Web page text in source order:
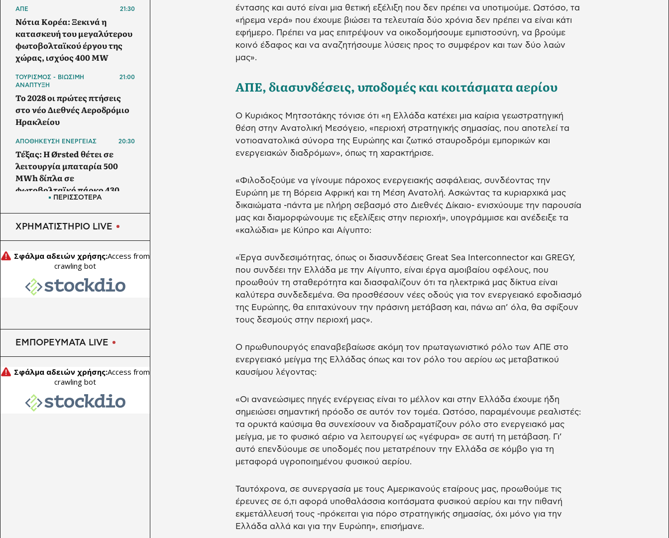
έντασης και αυτό είναι μια θετική εξέλιξη που δεν πρέπει να υποτιμούμε. Ωστόσο, τα
«ήρεμα νερά» που έχουμε βιώσει τα τελευταία δύο χρόνια δεν πρέπει να είναι κάτι
εφήμερο. Πρέπει να μας επιτρέψουν να οικοδομήσουμε εμπιστοσύνη, να βρούμε
κοινό έδαφος και να αναζητήσουμε λύσεις προς το συμφέρον και των δύο λαών
μας».
ΑΠΕ, διασυνδέσεις, υποδομές και κοιτάσματα αερίου
Ο Κυριάκος Μητσοτάκης τόνισε ότι «η Ελλάδα κατέχει μια καίρια γεωστρατηγική
θέση στην Ανατολική Μεσόγειο, «περιοχή στρατηγικής σημασίας, που αποτελεί τα
νοτιοανατολικά σύνορα της Ευρώπης και ζωτικό σταυροδρόμι εμπορικών και
ενεργειακών διαδρόμων», όπως τη χαρακτήρισε.
«Φιλοδοξούμε να γίνουμε πάροχος ενεργειακής ασφάλειας, συνδέοντας την
Ευρώπη με τη Βόρεια Αφρική και τη Μέση Ανατολή. Ασκώντας τα κυριαρχικά μας
δικαιώματα -πάντα με πλήρη σεβασμό στο Διεθνές Δίκαιο- ενισχύουμε την παρουσία
μας και διαμορφώνουμε τις εξελίξεις στην περιοχή», υπογράμμισε και ανέδειξε τα
«καλώδια» με Κύπρο και Αίγυπτο:
«Έργα συνδεσιμότητας, όπως οι διασυνδέσεις Great Sea Interconnector και GREGY,
που συνδέει την Ελλάδα με την Αίγυπτο, είναι έργα αμοιβαίου οφέλους, που
προωθούν τη σταθερότητα και διασφαλίζουν ότι τα ηλεκτρικά μας δίκτυα είναι
καλύτερα συνδεδεμένα. Θα προσθέσουν νέες οδούς για τον ενεργειακό εφοδιασμό
της Ευρώπης, θα επιταχύνουν την πράσινη μετάβαση και, πάνω απ’ όλα, θα σφίξουν
τους δεσμούς στην περιοχή μας».
Ο πρωθυπουργός επαναβεβαίωσε ακόμη τον πρωταγωνιστικό ρόλο των ΑΠΕ στο
ενεργειακό μείγμα της Ελλάδας όπως και τον ρόλο του αερίου ως μεταβατικού
καυσίμου λέγοντας:
«Οι ανανεώσιμες πηγές ενέργειας είναι το μέλλον και στην Ελλάδα έχουμε ήδη
σημειώσει σημαντική πρόοδο σε αυτόν τον τομέα. Ωστόσο, παραμένουμε ρεαλιστές:
τα ορυκτά καύσιμα θα συνεχίσουν να διαδραματίζουν ρόλο στο ενεργειακό μας
μείγμα, με το φυσικό αέριο να λειτουργεί ως «γέφυρα» σε αυτή τη μετάβαση. Γι’
αυτό επενδύουμε σε υποδομές που μετατρέπουν την Ελλάδα σε κόμβο για τη
μεταφορά υγροποιημένου φυσικού αερίου.
Ταυτόχρονα, σε συνεργασία με τους Αμερικανούς εταίρους μας, προωθούμε τις
έρευνες σε ό,τι αφορά υποθαλάσσια κοιτάσματα φυσικού αερίου και την πιθανή
εκμετάλλευσή τους -πρόκειται για πόρο στρατηγικής σημασίας, όχι μόνο για την
Ελλάδα αλλά και για την Ευρώπη», επισήμανε.
ΑΠΕ 21:30
Νότια Κορέα: Ξεκινά η
κατασκευή του μεγαλύτερου
φωτοβολταϊκού έργου της
χώρας, ισχύος 400 MW
ΤΟΥΡΙΣΜΟΣ - ΒΙΩΣΙΜΗ
ΑΝΑΠΤΥΞΗ
21:00
Το 2028 οι πρώτες πτήσεις
στο νέο Διεθνές Αεροδρόμιο
Ηρακλείου
ΑΠΟΘΗΚΕΥΣΗ ΕΝΕΡΓΕΙΑΣ 20:30
Τέξας: Η Ørsted θέτει σε
λειτουργία μπαταρία 500
MWh δίπλα σε
φωτοβολταϊκό πάρκο 430
επιζωοτίες - 12,5 εκατ. ευρώ
επί πλέον στις 13
Περιφέρειες για μέτρα
βιοασφάλειας
ΠΕΡΙΣΣΟΤΕΡΑ
ΧΡΗΜΑΤΙΣΤΗΡΙΟ LIVE
ΕΜΠΟΡΕΥΜΑΤΑ LIVE